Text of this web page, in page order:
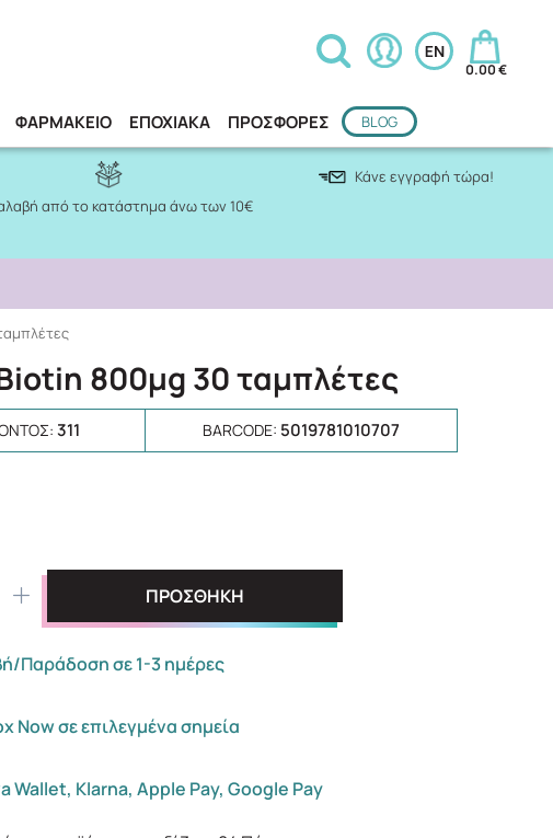
0.00 €
ΦΑΡΜΑΚΕΙΟ ΕΠΟΧΙΑΚΑ ΠΡΟΣΦΟΡΕΣ BLOG
από το κατάστημα άνω των 10€
Κάνε εγγραφή τώρα!
800μg 30 ταμπλέτες
311 BARCODE: 5019781010707
ΠΡΟΣΘΗΚΗ
Παράδοση σε 1-3 ημέρες
Now σε επιλεγμένα σημεία
Wallet, Klarna, Apple Pay, Google Pay